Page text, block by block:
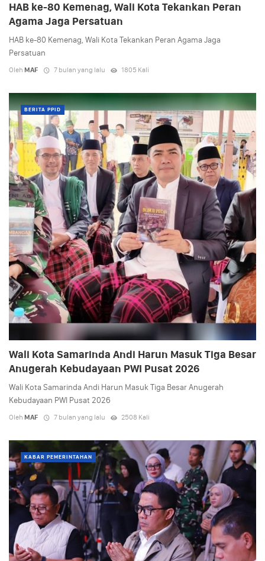
HAB ke-80 Kemenag, Wali Kota Tekankan Peran
Agama Jaga Persatuan
HAB ke-80 Kemenag, Wali Kota Tekankan Peran Agama Jaga
Persatuan
Oleh MAF 7 bulan yang lalu 1805 Kali
BERITA PPID
Wali Kota Samarinda Andi Harun Masuk Tiga Besar
Anugerah Kebudayaan PWI Pusat 2026
Wali Kota Samarinda Andi Harun Masuk Tiga Besar Anugerah
Kebudayaan PWI Pusat 2026
Oleh MAF 7 bulan yang lalu 2508 Kali
KABAR PEMERINTAHAN